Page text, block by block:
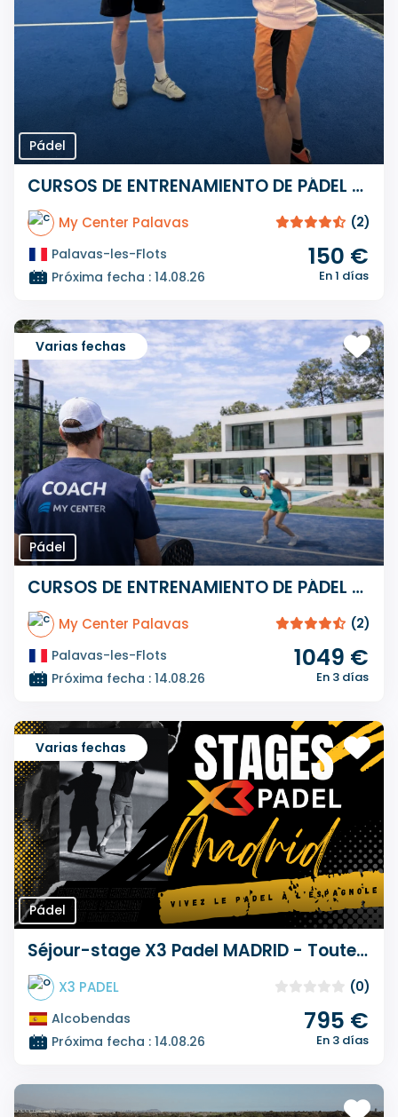
Pádel
CURSOS DE ENTRENAMIENTO DE PÁDEL DE UN DÍA
My Center Palavas
(2)
Palavas-les-Flots
Próxima fecha : 14.08.26
150 €
En 1 días
Varias fechas
Pádel
CURSOS DE ENTRENAMIENTO DE PÁDEL PREMIUM DE 3 DÍAS
My Center Palavas
(2)
Palavas-les-Flots
Próxima fecha : 14.08.26
1049 €
En 3 días
Varias fechas
Pádel
Séjour-stage X3 Padel MADRID - Toute l'année sur mesure
X3 PADEL
(0)
Alcobendas
Próxima fecha : 14.08.26
795 €
En 3 días